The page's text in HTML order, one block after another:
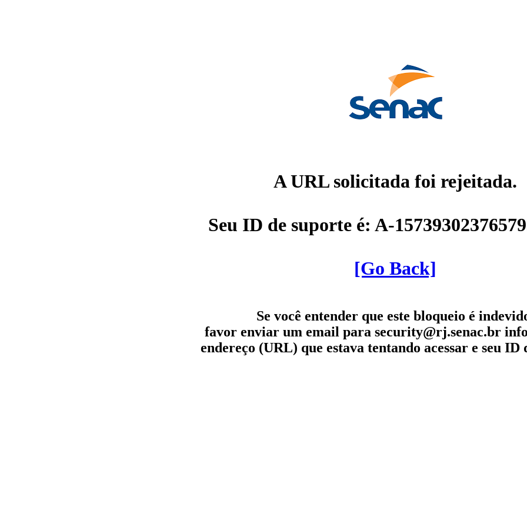
A URL solicitada foi rejeitada.
Seu ID de suporte é: A-
[Go Back]
Se você entender que este bloqueio é
favor enviar um email para security@rj.senac.br
endereço (URL) que estava tentando acessar e seu ID